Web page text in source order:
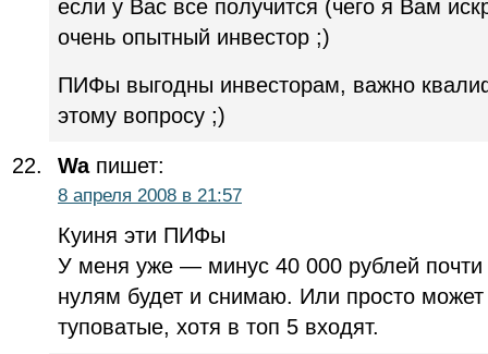
если у Вас все получится (чего я Вам
очень опытный инвестор ;)
ПИФы выгодны инвесторам, важно
этому вопросу ;)
Waпишет:
8 апреля 2008 в 21:57
Куиня эти ПИФы
У меня уже — минус 40 000 рублей почти
нулям будет и снимаю. Или просто
туповатые, хотя в топ 5 входят.